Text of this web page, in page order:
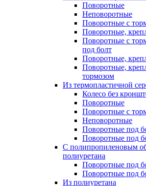
Поворотные
Неповоротные
Поворотные с
Поворотные,
Поворотные с
под болт
Поворотные,
Поворотные,
тормозом
Из термопластичной
Колесо без
Поворотные
Поворотные с
Неповоротные
Поворотные под
Поворотные под
С полипропиленовым
полиуретана
Поворотные под
Поворотные под
Из полиуретана